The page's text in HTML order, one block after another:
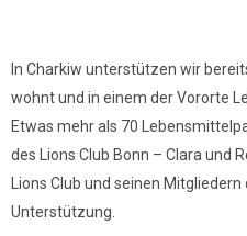
In Charkiw unterstützen wir
wohnt und in einem der Vororte
Etwas mehr als 70
des Lions Club Bonn – Clara und
Lions Club und seinen
Unterstützung.